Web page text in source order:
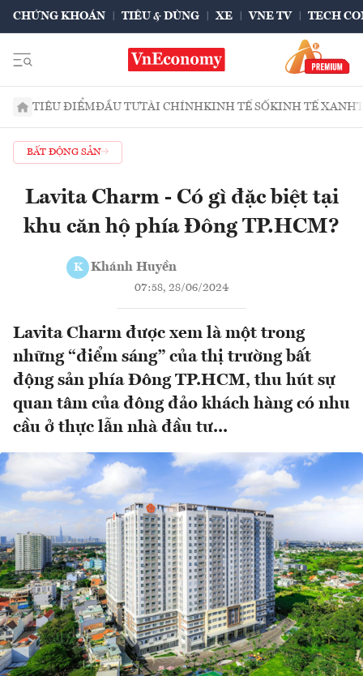
CHỨNG KHOÁN TIÊU & DÙNG XE VNE TV TECH
TIÊU ĐIỂMĐẦU TƯTÀI CHÍNHKINH TẾ SỐKINH TẾ XANH
BẤT ĐỘNG SẢN
Lavita Charm - Có gì đặc biệt tại
khu căn hộ phía Đông TP.HCM?
K Khánh Huyền
07:58, 28/06/2024
Lavita Charm được xem là một trong
những “điểm sáng” của thị trường bất
động sản phía Đông TP.HCM, thu hút sự
quan tâm của đông đảo khách hàng có nhu
cầu ở thực lẫn nhà đầu tư...